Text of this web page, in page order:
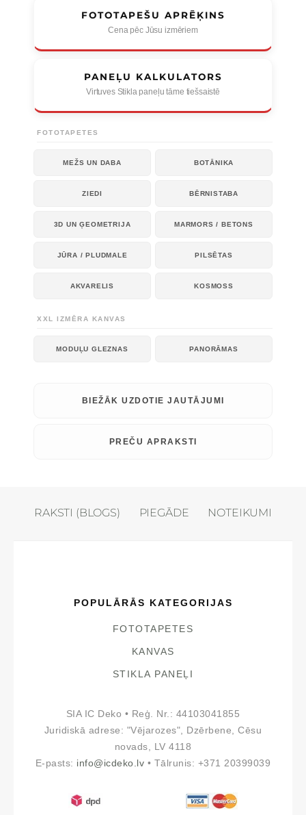
FOTOTAPEŠU APRĒĶINS
Cena pēc Jūsu izmēriem
PANEĻU KALKULATORS
Virtuves Stikla paneļu tāme tiešsaistē
FOTOTAPETES
MEŽS UN DABA BOTĀNIKA
ZIEDI BĒRNISTABA
3D UN ĢEOMETRIJA MARMORS / BETONS
JŪRA / PLUDMALE PILSĒTAS
AKVARELIS KOSMOSS
XXL IZMĒRA KANVAS
MODUĻU GLEZNAS PANORĀMAS
BIEŽĀK UZDOTIE JAUTĀJUMI
PREČU APRAKSTI
RAKSTI (BLOGS) PIEGĀDE NOTEIKUMI
POPULĀRĀS KATEGORIJAS
FOTOTAPETES
KANVAS
STIKLA PANEĻI
SIA IC Deko • Reģ. Nr.: 44103041855
Juridiskā adrese: "Vējarozes", Dzērbene, Cēsu
novads, LV 4118
E-pasts: info@icdeko.lv • Tālrunis: +371 20399039